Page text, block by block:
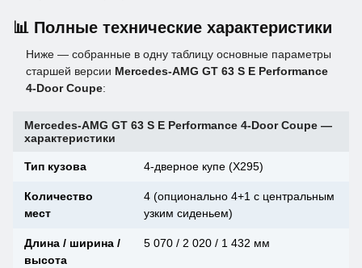
📊 Полные технические характеристики
Ниже — собранные в одну таблицу основные параметры
старшей версии Mercedes-AMG GT 63 S E Performance
4-Door Coupe:
Mercedes-AMG GT 63 S E Performance 4-Door Coupe —
характеристики
Тип кузова 4-дверное купе (X295)
Количество
мест
4 (опционально 4+1 с центральным
узким сиденьем)
Длина / ширина /
высота
5 070 / 2 020 / 1 432 мм